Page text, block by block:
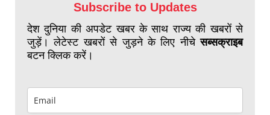
Subscribe to Updates
देश दुनिया की अपडेट खबर के साथ राज्य की खबरों से
जुड़ें। लेटेस्ट खबरों से जुड़ने के लिए नीचेसब्सक्राइब
बटन क्लिक करें।